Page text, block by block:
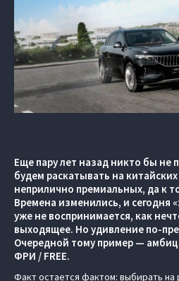
Еще пару лет назад никто бы не
будем раскатывать на
неприлично премиальных, да к
Времена изменились, и сегодня
уже не воспринимается, как
выходящее. Но удивление по-
Очередной тому пример —
ФРИ / FREE.
Факт остается фактом: выбирать